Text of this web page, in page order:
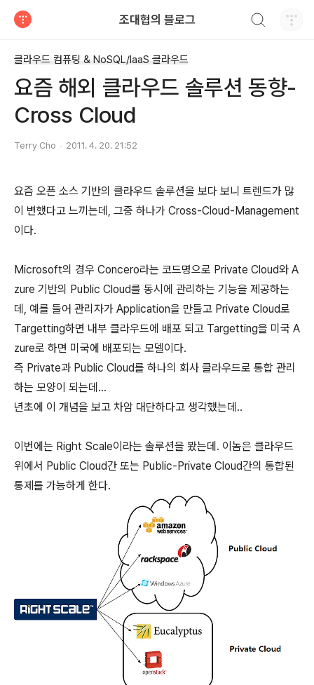
조대협의 블로그
클라우드 컴퓨팅 & NoSQL/IaaS 클라우드
요즘 해외 클라우드 솔루션 동향-
Cross Cloud
Terry Cho 2011. 4. 20. 21:52
요즘 오픈 소스 기반의 클라우드 솔루션을 보다 보니 트렌드가 많
이 변했다고 느끼는데, 그중 하나가 Cross-Cloud-Management
이다.
Microsoft의 경우 Concero라는 코드명으로 Private Cloud와 A
zure 기반의 Public Cloud를 동시에 관리하는 기능을 제공하는
데, 예를 들어 관리자가 Application을 만들고 Private Cloud로
Targetting하면 내부 클라우드에 배포 되고 Targetting을 미국 A
zure로 하면 미국에 배포되는 모델이다.
즉 Private과 Public Cloud를 하나의 회사 클라우드로 통합 관리
하는 모양이 되는데...
년초에 이 개념을 보고 차암 대단하다고 생각했는데..
이번에는 Right Scale이라는 솔루션을 봤는데. 이놈은 클라우드
위에서 Public Cloud간 또는 Public-Private Cloud간의 통합된
통제를 가능하게 한다.